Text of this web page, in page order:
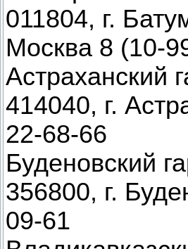
011804, г.
Москва 8 (10-
Астраханский
414040, г.
22-68-66
Буденовский
356800, г.
09-61